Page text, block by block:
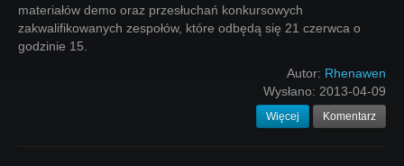
materiałów demo oraz przesłuchań konkursowych
zakwalifikowanych zespołów, które odbędą się 21 czerwca o
godzinie 15.
Autor: Rhenawen
Wysłano: 2013-04-09
Więcej Komentarz